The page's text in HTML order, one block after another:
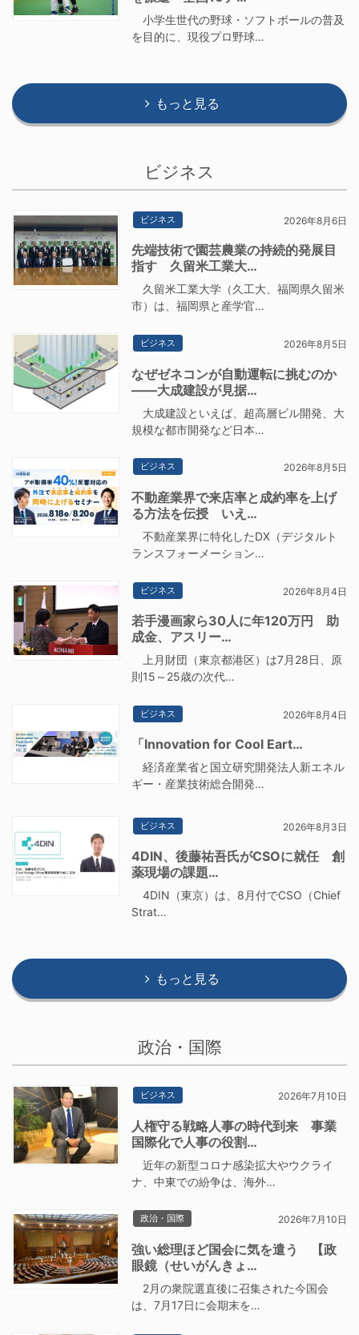
小学生世代の野球・ソフトボールの普及
を目的に、現役プロ野球…
もっと見る
ビジネス
ビジネス 2026年8月6日
先端技術で園芸農業の持続的発展目
指す 久留米工業大…
久留米工業大学（久工大、福岡県久留米
市）は、福岡県と産学官…
ビジネス 2026年8月5日
なぜゼネコンが自動運転に挑むのか
――大成建設が見据…
大成建設といえば、超高層ビル開発、大
規模な都市開発など日本…
ビジネス 2026年8月5日
不動産業界で来店率と成約率を上げ
る方法を伝授 いえ…
不動産業界に特化したDX（デジタルト
ランスフォーメーション…
ビジネス 2026年8月4日
若手漫画家ら30人に年120万円 助
成金、アスリー…
上月財団（東京都港区）は7月28日、原
則15～25歳の次代…
ビジネス 2026年8月4日
「Innovation for Cool Eart…
経済産業省と国立研究開発法人新エネル
ギー・産業技術総合開発…
ビジネス 2026年8月3日
4DIN、後藤祐吾氏がCSOに就任 創
薬現場の課題…
4DIN（東京）は、8月付でCSO（Chief
Strat…
もっと見る
政治・国際
ビジネス 2026年7月10日
人権守る戦略人事の時代到来 事業
国際化で人事の役割…
近年の新型コロナ感染拡大やウクライ
ナ、中東での紛争は、海外…
政治・国際 2026年7月10日
強い総理ほど国会に気を遣う 【政
眼鏡（せいがんきょ…
2月の衆院選直後に召集された今国会
は、7月17日に会期末を…